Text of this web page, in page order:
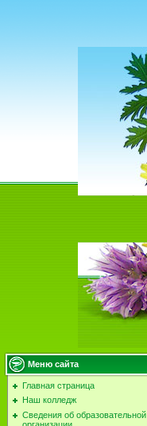
Меню сайта
Главная страница
Наш колледж
Сведения об образовательной